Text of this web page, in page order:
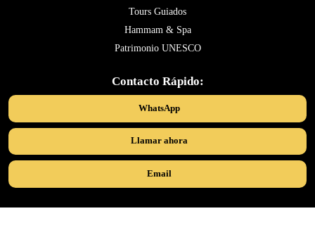
Tours Guiados
Hammam & Spa
Patrimonio UNESCO
Contacto Rápido:
WhatsApp
Llamar ahora
Email